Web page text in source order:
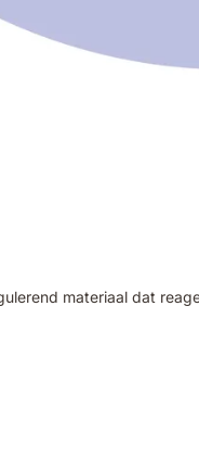
materiaal dat